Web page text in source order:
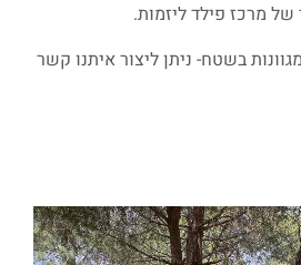
של מרכז פילד ליזמות.
בשטח- ניתן ליצור איתנו קשר